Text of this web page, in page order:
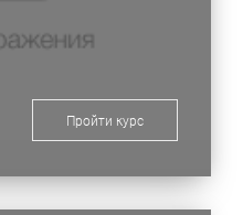
Пройти курс